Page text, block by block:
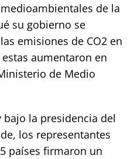
de la
su gobierno se
emisiones de CO2 en
aumentaron en
de Medio
bajo la presidencia del
los representantes
países firmaron un